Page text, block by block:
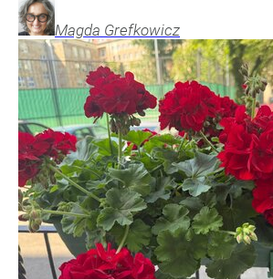
Magda Grefkowicz